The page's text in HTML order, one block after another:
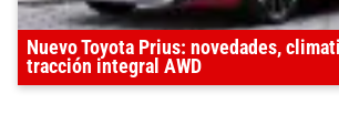
Nuevo Toyota Prius: novedades,
tracción integral AWD